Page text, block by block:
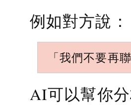
例如對方說：
「我們不要再
AI可以幫你分